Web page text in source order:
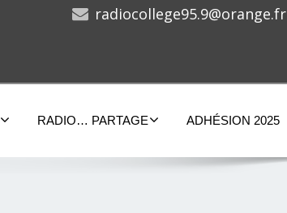
radiocollege95.9@orange.fr
RADIO… PARTAGE ADHÉSION 2025